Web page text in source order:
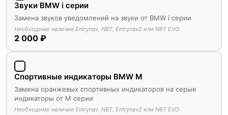
Звуки BMW i серии
Замена звуков уведомлений на звуки от BMW i серии
Необходимо наличие Entrynav, NBT, Entrynav2 или NBT EVO
2 000 ₽
Спортивные индикаторы BMW M
Замена оранжевых спортивных индикаторов на серые
индикаторы от М серии
Необходимо наличие Entrynav, NBT, Entrynav2 или NBT EVO